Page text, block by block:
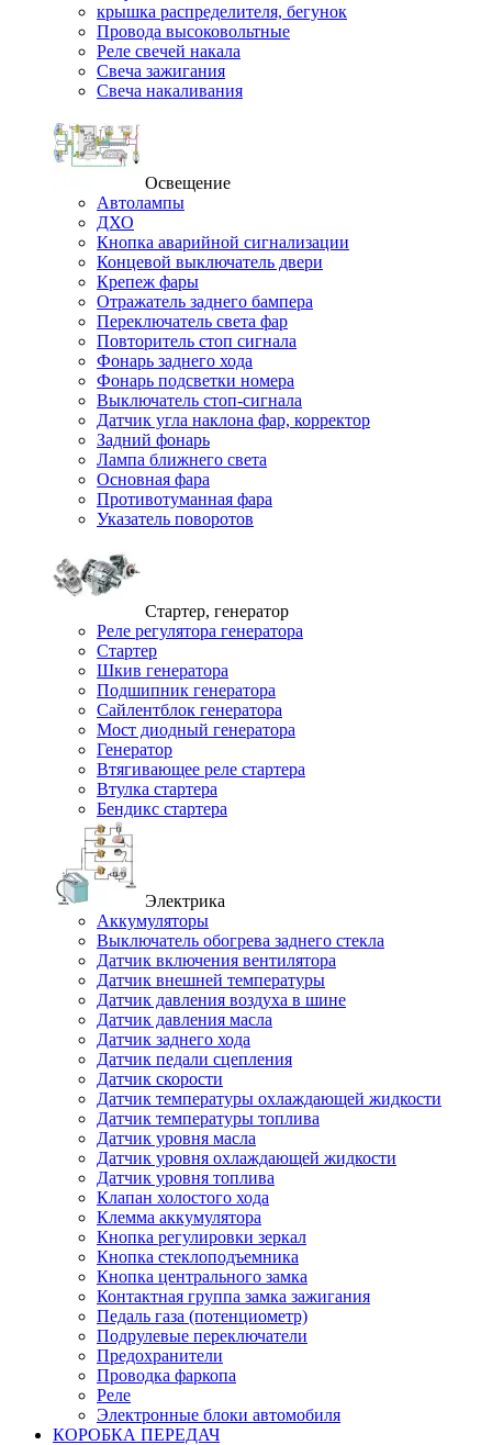
крышка распределителя, бегунок
Провода высоковольтные
Реле свечей накала
Свеча зажигания
Свеча накаливания
Освещение
Автолампы
ДХО
Кнопка аварийной сигнализации
Концевой выключатель двери
Крепеж фары
Отражатель заднего бампера
Переключатель света фар
Повторитель стоп сигнала
Фонарь заднего хода
Фонарь подсветки номера
Выключатель стоп-сигнала
Датчик угла наклона фар, корректор
Задний фонарь
Лампа ближнего света
Основная фара
Противотуманная фара
Указатель поворотов
Стартер, генератор
Реле регулятора генератора
Стартер
Шкив генератора
Подшипник генератора
Сайлентблок генератора
Мост диодный генератора
Генератор
Втягивающее реле стартера
Втулка стартера
Бендикс стартера
Электрика
Аккумуляторы
Выключатель обогрева заднего стекла
Датчик включения вентилятора
Датчик внешней температуры
Датчик давления воздуха в шине
Датчик давления масла
Датчик заднего хода
Датчик педали сцепления
Датчик скорости
Датчик температуры охлаждающей жидкости
Датчик температуры топлива
Датчик уровня масла
Датчик уровня охлаждающей жидкости
Датчик уровня топлива
Клапан холостого хода
Клемма аккумулятора
Кнопка регулировки зеркал
Кнопка стеклоподъемника
Кнопка центрального замка
Контактная группа замка зажигания
Педаль газа (потенциометр)
Подрулевые переключатели
Предохранители
Проводка фаркопа
Реле
Электронные блоки автомобиля
КОРОБКА ПЕРЕДАЧ